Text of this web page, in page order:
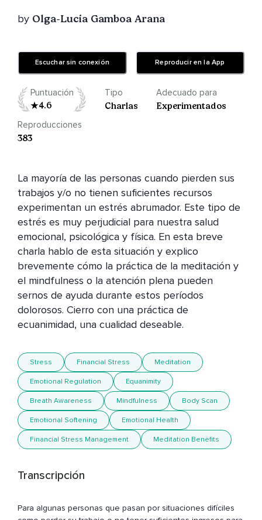
by Olga-Lucia Gamboa Arana
Escuchar sin conexión Reproducir en la App
Puntuación
4.6
Tipo
Charlas
Adecuado para
Experimentados
Reproducciones
383
La mayoría de las personas cuando pierden sus
trabajos y/o no tienen suficientes recursos
experimentan un estrés abrumador. Este tipo de
estrés es muy perjudicial para nuestra salud
emocional, psicológica y física. En esta breve
charla hablo de esta situación y explico
brevemente cómo la práctica de la meditación y
el mindfulness o la atención plena pueden
sernos de ayuda durante estos períodos
dolorosos. Cierro con una práctica de
ecuanimidad, una cualidad deseable.
Stress Financial Stress Meditation
Emotional Regulation Equanimity
Breath Awareness Mindfulness Body Scan
Emotional Softening Emotional Health
Financial Stress Management Meditation Benefits
Transcripción
Para algunas personas que pasan por situaciones difíciles